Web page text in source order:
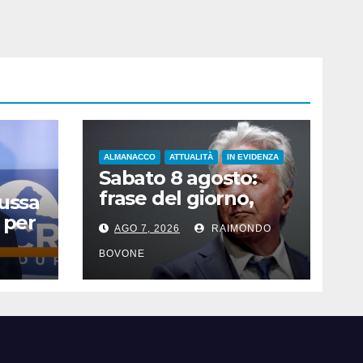
per
ALMANACCO ATTUALITÀ IN EVIDENZA
Sabato 8 agosto:
frase del giorno,
santi del giorno, nati
famosi, accadde
oggi
AGO 7, 2026 RAIMONDO
BOVONE